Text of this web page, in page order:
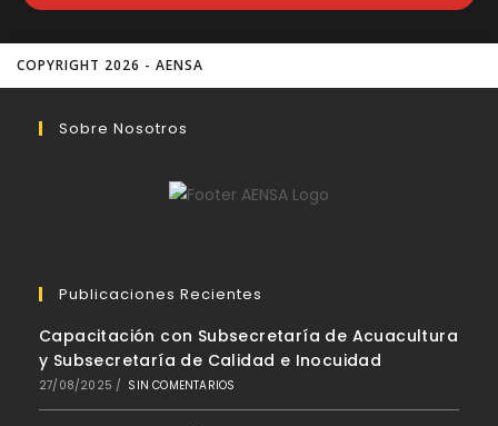
COPYRIGHT 2026 - AENSA
Sobre Nosotros
Publicaciones Recientes
Capacitación con Subsecretaría de Acuacultura
y Subsecretaría de Calidad e Inocuidad
27/08/2025 / SIN COMENTARIOS